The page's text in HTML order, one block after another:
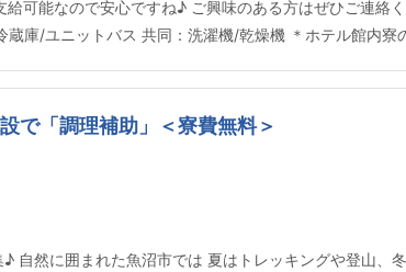
可能なので安心ですね♪ ご興味のある方はぜひご連
庫/ユニットバス 共同：洗濯機/乾燥機 ＊ホテル館内寮
で「調理補助」＜寮費無料＞
自然に囲まれた魚沼市では 夏はトレッキングや登山、